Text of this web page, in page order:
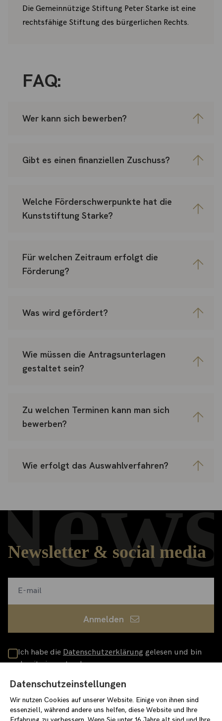
Datenschutzeinstellungen
Wir nutzen Cookies auf unserer Website. Einige von ihnen sind
essenziell, während andere uns helfen, diese Website und Ihre
Die Gemeinnützige Stiftung Peter Starke ist eine
rechtsfähige Stiftung des bürgerlichen Rechts.
FAQ:
Wer kann sich bewerben?
Gibt es einen finanziellen Zuschuss?
Welche Förderschwerpunkte hat die
Kunststiftung Starke?
Für welchen Zeitraum erfolgt die
Förderung?
Was wird gefördert?
Wie müssen die Antragsunterlagen
gestaltet sein?
Zu welchen Terminen kann man sich
bewerben?
Wie erfolgt das Auswahlverfahren?
Newsletter & social media
Anmelden
Ich habe die Datenschutzerklärung gelesen und bin
damit einverstanden
/stiftungstarke
/stiftung_starke